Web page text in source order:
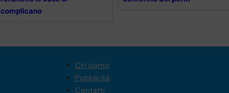
complicano
Chi siamo
Pubblicità
Contatti